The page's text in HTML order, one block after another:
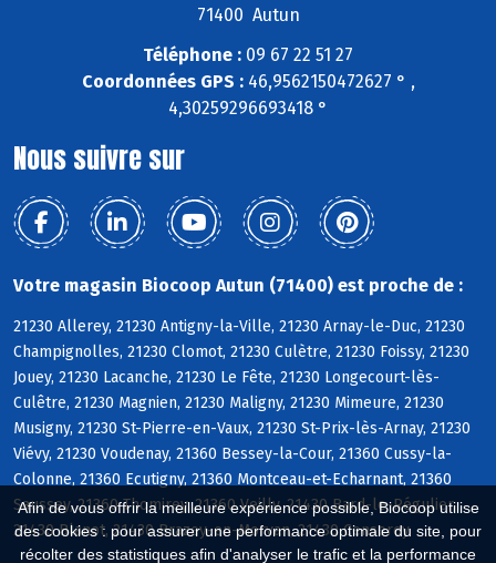
Afin de vous offrir la meilleure expérience possible, Biocoop utilise
des cookies : pour assurer une performance optimale du site, pour
récolter des statistiques afin d'analyser le trafic et la performance
71400 Autun
Téléphone : 09 67 22 51 27
Coordonnées GPS :46,9562150472627 ° ,
4,30259296693418 °
Nous suivre sur
Votre magasin Biocoop Autun (71400) est proche de :
21230 Allerey, 21230 Antigny-la-Ville, 21230 Arnay-le-Duc, 21230
Champignolles, 21230 Clomot, 21230 Culètre, 21230 Foissy, 21230
Jouey, 21230 Lacanche, 21230 Le Fête, 21230 Longecourt-lès-
Culêtre, 21230 Magnien, 21230 Maligny, 21230 Mimeure, 21230
Musigny, 21230 St-Pierre-en-Vaux, 21230 St-Prix-lès-Arnay, 21230
Viévy, 21230 Voudenay, 21360 Bessey-la-Cour, 21360 Cussy-la-
Colonne, 21360 Ecutigny, 21360 Montceau-et-Echarnant, 21360
Saussey, 21360 Thomirey, 21360 Veilly, 21430 Bard-le-Régulier,
21430 Blanot, 21430 Brazey-en-Morvan, 21430 Censerey